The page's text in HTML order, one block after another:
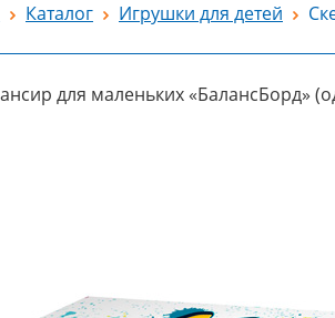
Каталог Игрушки для детей